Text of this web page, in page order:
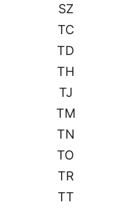
SZ
TC
TD
TH
TJ
TM
TN
TO
TR
TT